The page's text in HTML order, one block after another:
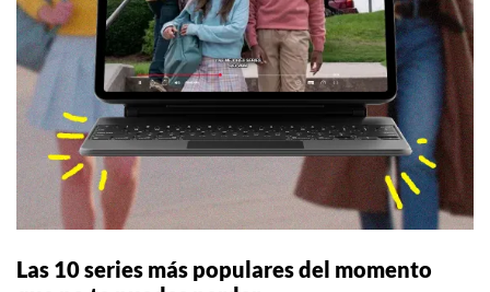
Las 10 series más populares del momento